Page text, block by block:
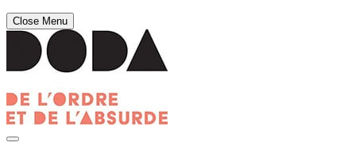
Close Menu